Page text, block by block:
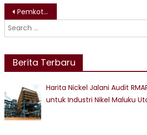
Post
navigation
Pemkot Ternate Siapkan Penghormatan Terakhir untuk Almarhum Haji Burhan Abdurahman
Search
for:
Berita Terbaru
Harita Nickel Jalani Audit
untuk Industri Nikel Maluku